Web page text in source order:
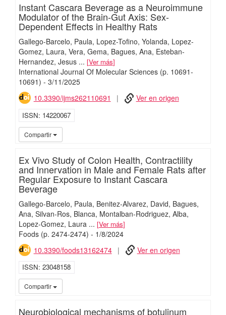
Instant Cascara Beverage as a Neuroimmune
Modulator of the Brain-Gut Axis: Sex-
Dependent Effects in Healthy Rats
Gallego-Barcelo, Paula Lopez-Tofino, Yolanda Lopez-
Gomez, Laura Vera, Gema Bagues, Ana Esteban-
Hernandez, Jesus ... Ver más
International Journal Of Molecular Sciences (p. 10691-
10691) - 3/11/2025
10.3390/ijms262110691
Ver en origen
ISSN 14220067
Compartir
Ex Vivo Study of Colon Health, Contractility
and Innervation in Male and Female Rats after
Regular Exposure to Instant Cascara
Beverage
Gallego-Barcelo, Paula Benitez-Alvarez, David Bagues,
Ana Silvan-Ros, Blanca Montalban-Rodriguez, Alba
Lopez-Gomez, Laura ... Ver más
Foods (p. 2474-2474) - 1/8/2024
10.3390/foods13162474
Ver en origen
ISSN 23048158
Compartir
Neurobiological mechanisms of botulinum